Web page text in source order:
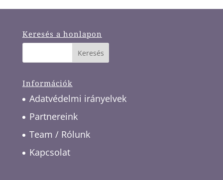
Keresés a honlapon
Információk
Adatvédelmi irányelvek
Partnereink
Team / Rólunk
Kapcsolat